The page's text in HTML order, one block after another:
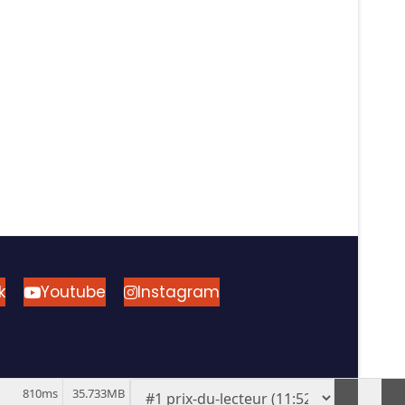
Youtube Instagram
35.733MB
810ms